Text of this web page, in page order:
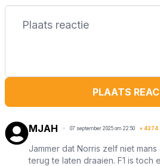
PLAATS
MJAH 07 september 2025 om 22:50 + 4274
Jammer dat Norris zelf niet
terug te laten draaien. F1 is toch